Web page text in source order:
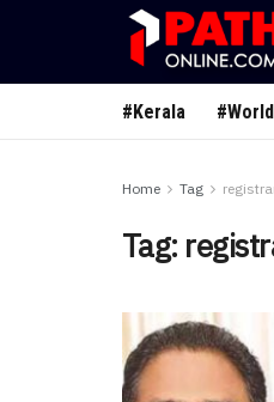
#Kerala #World
Home Tag
Tag: